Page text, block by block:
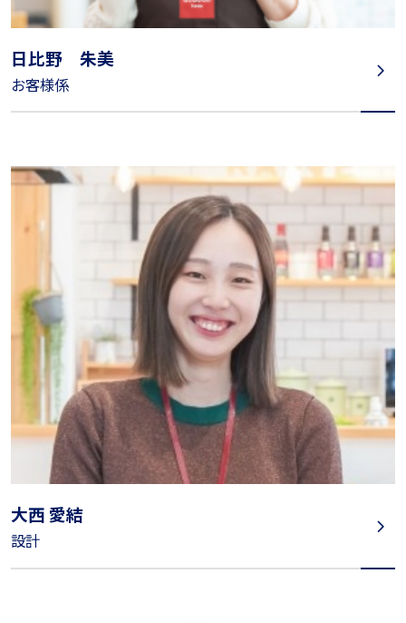
日比野 朱美
お客様係
大西 愛結
設計